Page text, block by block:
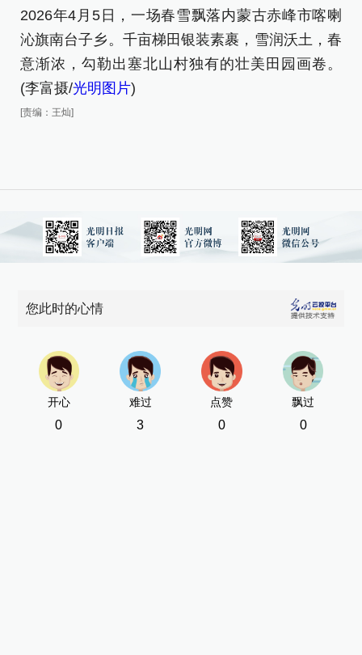
2026年4月5日，一场春雪飘落内蒙古赤峰市喀喇
沁旗南台子乡。千亩梯田银装素裹，雪润沃土，春
意渐浓，勾勒出塞北山村独有的壮美田园画卷。
(李富摄/光明图片)
[责编：王灿]
您此时的心情
开心
0
难过
3
点赞
0
飘过
0